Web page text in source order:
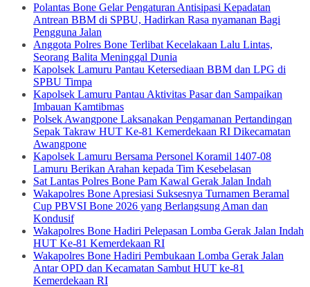
Polantas Bone Gelar Pengaturan Antisipasi Kepadatan
Antrean BBM di SPBU, Hadirkan Rasa nyamanan Bagi
Pengguna Jalan
Anggota Polres Bone Terlibat Kecelakaan Lalu Lintas,
Seorang Balita Meninggal Dunia
Kapolsek Lamuru Pantau Ketersediaan BBM dan LPG di
SPBU Timpa
Kapolsek Lamuru Pantau Aktivitas Pasar dan Sampaikan
Imbauan Kamtibmas
Polsek Awangpone Laksanakan Pengamanan Pertandingan
Sepak Takraw HUT Ke-81 Kemerdekaan RI Dikecamatan
Awangpone
Kapolsek Lamuru Bersama Personel Koramil 1407-08
Lamuru Berikan Arahan kepada Tim Kesebelasan
Sat Lantas Polres Bone Pam Kawal Gerak Jalan Indah
Wakapolres Bone Apresiasi Suksesnya Turnamen Beramal
Cup PBVSI Bone 2026 yang Berlangsung Aman dan
Kondusif
Wakapolres Bone Hadiri Pelepasan Lomba Gerak Jalan Indah
HUT Ke-81 Kemerdekaan RI
Wakapolres Bone Hadiri Pembukaan Lomba Gerak Jalan
Antar OPD dan Kecamatan Sambut HUT ke-81
Kemerdekaan RI